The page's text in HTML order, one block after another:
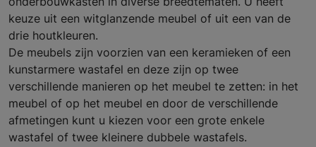
keuze uit een witglanzende meubel of uit een van de
drie houtkleuren.
De meubels zijn voorzien van een keramieken of een
kunstarmere wastafel en deze zijn op twee
verschillende manieren op het meubel te zetten: in het
meubel of op het meubel en door de verschillende
afmetingen kunt u kiezen voor een grote enkele
wastafel of twee kleinere dubbele wastafels.